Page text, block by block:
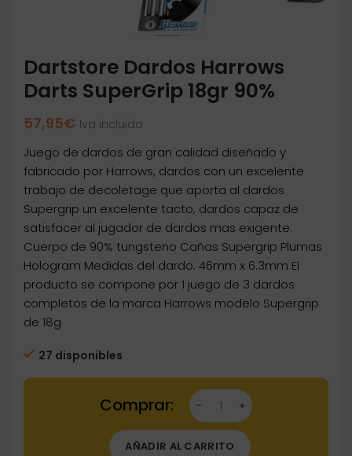
Dartstore Dardos Harrows
Darts SuperGrip 18gr 90%
57,95€ Iva incluido
Juego de dardos de gran calidad diseñado y
fabricado por Harrows, dardos con un excelente
trabajo de decoletage que aporta al dardos
Supergrip un excelente tacto, dardos capaz de
satisfacer al jugador de dardos mas exigente.
Cuerpo de 90% tungsteno Cañas Supergrip Plumas
Hologram Medidas del dardo: 46mm x 6.3mm El
producto se compone por 1 juego de 3 dardos
completos de la marca Harrows modelo Supergrip
de 18g
27 disponibles
Dartstore Dardos Harrows Darts SuperGrip
AÑADIR AL CARRITO